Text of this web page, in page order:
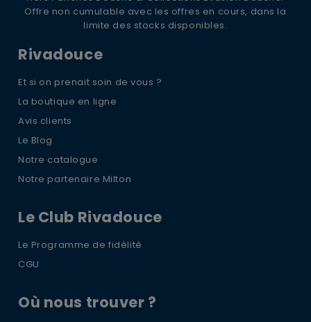
Offre non cumulable avec les offres en cours, dans la
limite des stocks disponibles.
Rivadouce
Et si on prenait soin de vous ?
La boutique en ligne
Avis clients
Le Blog
Notre catalogue
Notre partenaire Milton
Le Club Rivadouce
Le Programme de fidélité
CGU
Où nous trouver ?